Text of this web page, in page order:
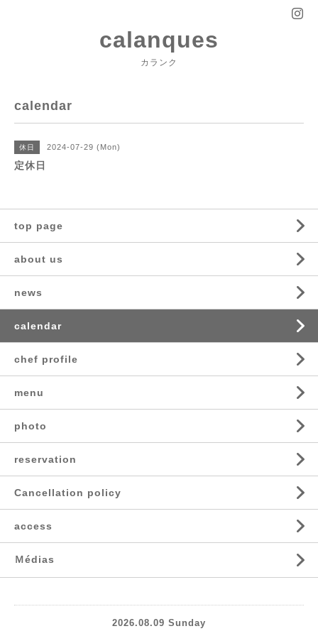
calanques
カランク
calendar
休日 2024-07-29 (Mon)
定休日
top page
about us
news
calendar
chef profile
menu
photo
reservation
Cancellation policy
access
Ｍédias
2026.08.09 Sunday